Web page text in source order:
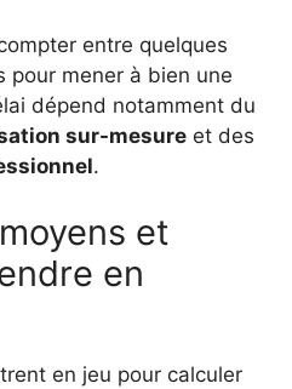
entre quelques
pour mener à bien une
dépend notamment du
sur-mesure et des
.
et
en
en jeu pour calculer